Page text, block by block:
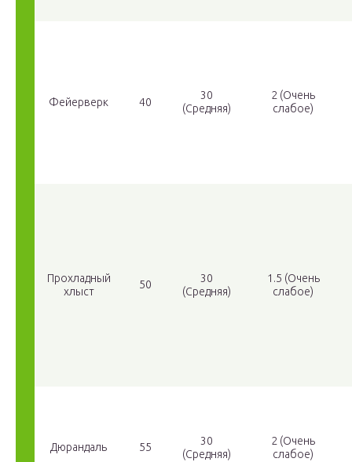
Фейерверк 40
30
(Средняя)
2 (Очень
слабое)
Прохладный
хлыст
50
30
(Средняя)
1.5 (Очень
слабое)
Дюрандаль 55
30
(Средняя)
2 (Очень
слабое)